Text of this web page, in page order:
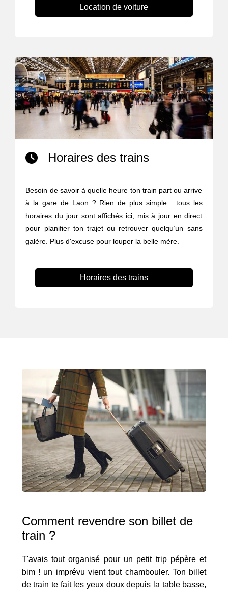
Location de voiture
Horaires des trains
Besoin de savoir à quelle heure ton train part ou arrive
à la gare de Laon ? Rien de plus simple : tous les
horaires du jour sont affichés ici, mis à jour en direct
pour planifier ton trajet ou retrouver quelqu’un sans
galère. Plus d'excuse pour louper la belle mère.
Horaires des trains
Comment revendre son billet de
train ?
T'avais tout organisé pour un petit trip pépère et
bim ! un imprévu vient tout chambouler. Ton billet
de train te fait les yeux doux depuis la table basse,